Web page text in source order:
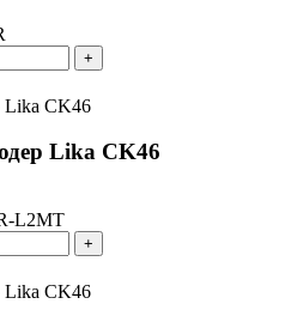
+
Lika CK46
L2MT
+